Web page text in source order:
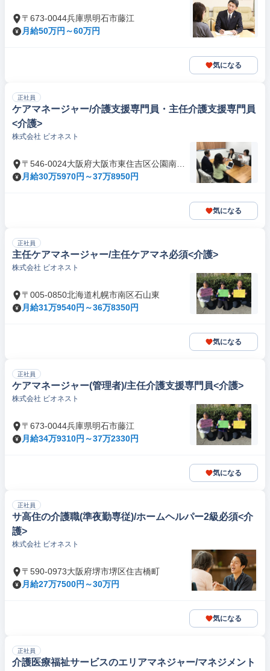
〒673-0044兵庫県明石市藤江
月給50万円～60万円
気になる
正社員
ケアマネージャー/介護支援専門員・主任介護支援専門員
<介護>
株式会社 ビオネスト
〒546-0024大阪府大阪市東住吉区公園南矢
田
月給30万5970円～37万8950円
気になる
正社員
主任ケアマネージャー/主任ケアマネ必須<介護>
株式会社 ビオネスト
〒005-0850北海道札幌市南区石山東
月給31万9540円～36万8350円
気になる
正社員
ケアマネージャー(管理者)/主任介護支援専門員<介護>
株式会社 ビオネスト
〒673-0044兵庫県明石市藤江
月給34万9310円～37万2330円
気になる
正社員
サ高住の介護職(準夜勤専従)/ホームヘルパー2級必須<介
護>
株式会社 ビオネスト
〒590-0973大阪府堺市堺区住吉橋町
月給27万7500円～30万円
気になる
正社員
介護医療福祉サービスのエリアマネジャー/マネジメント